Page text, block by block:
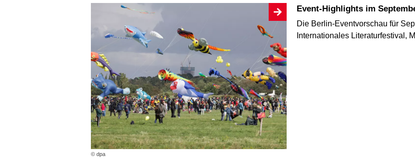
© dpa
Event-Highlights im
Die Berlin-Eventvorschau für
Internationales Literaturfestival,